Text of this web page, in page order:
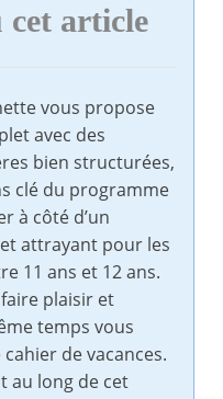
cet article
vous propose
avec des
bien structurées,
clé du programme
à côté d’un
attrayant pour les
11 ans et 12 ans.
plaisir et
temps vous
cahier de vacances.
au long de cet